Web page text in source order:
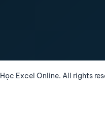
Học Excel Online. All rights